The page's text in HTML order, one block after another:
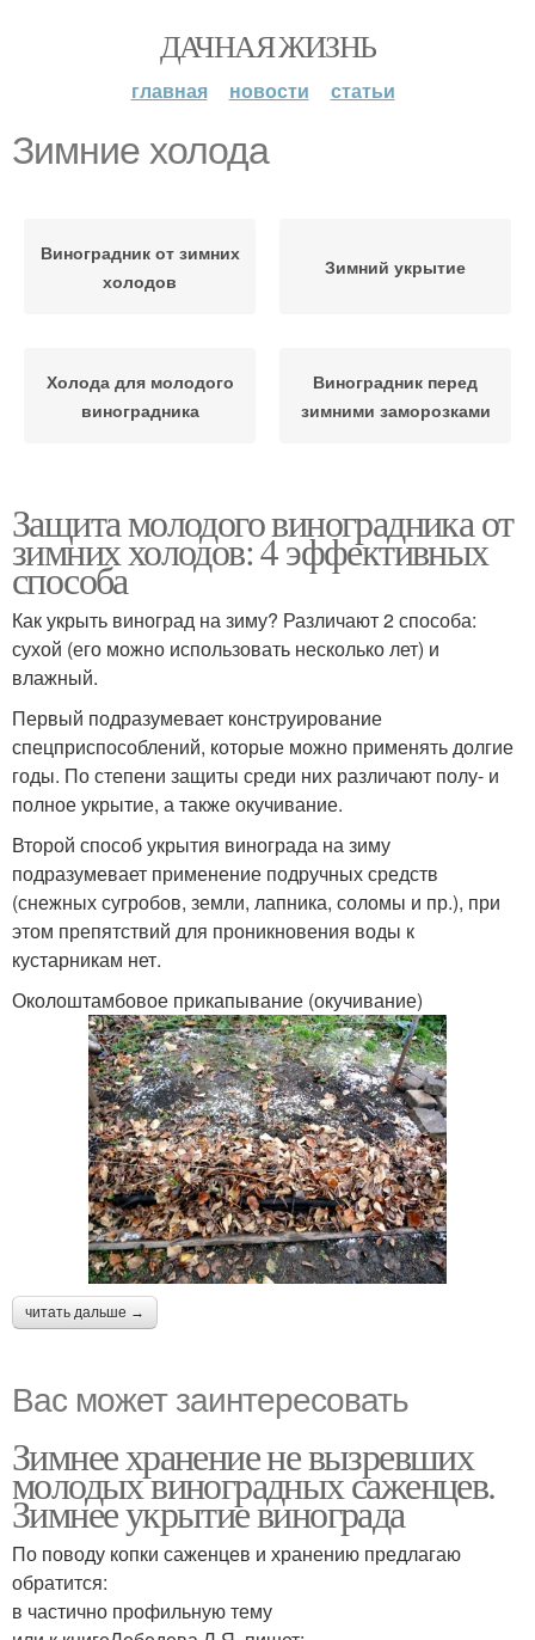
ДАЧНАЯ ЖИЗНЬ
главная новости статьи
Зимние холода
Виноградник от зимних
холодов
Зимний укрытие
Холода для молодого
виноградника
Виноградник перед
зимними заморозками
Защита молодого виноградника от
зимних холодов: 4 эффективных
способа
Как укрыть виноград на зиму? Различают 2 способа:
сухой (его можно использовать несколько лет) и
влажный.
Первый подразумевает конструирование
спецприспособлений, которые можно применять долгие
годы. По степени защиты среди них различают полу- и
полное укрытие, а также окучивание.
Второй способ укрытия винограда на зиму
подразумевает применение подручных средств
(снежных сугробов, земли, лапника, соломы и пр.), при
этом препятствий для проникновения воды к
кустарникам нет.
Околоштамбовое прикапывание (окучивание)
читать дальше →
Вас может заинтересовать
Зимнее хранение не вызревших
молодых виноградных саженцев.
Зимнее укрытие винограда
По поводу копки саженцев и хранению предлагаю
обратится:
в частично профильную тему